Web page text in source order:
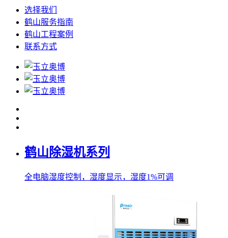
选择我们
鹤山服务指南
鹤山工程案例
联系方式
鹤山除湿机系列
全电脑湿度控制，湿度显示，湿度1%可调